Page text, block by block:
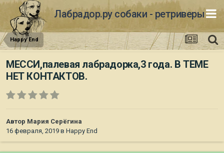
Лабрадор.ру собаки - ретриверы
Happy End
МЕССИ,палевая лабрадорка,3 года. В ТЕМЕ
НЕТ КОНТАКТОВ.
Автор Мария Серёгина
16 февраля, 2019 в Happy End